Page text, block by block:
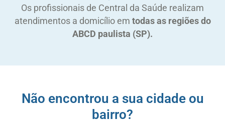
Os profissionais de Central da Saúde realizam
atendimentos a domicílio em todas as regiões do
ABCD paulista (SP).
Não encontrou a sua cidade ou
bairro?